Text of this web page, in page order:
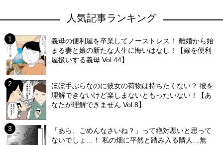
人気記事ランキング
義母の便利屋を卒業してノーストレス！ 離婚から始
まる妻と娘の新たな人生に悔いはなし！【嫁を便利
屋扱いする義母 Vol.44】
ほぼ手ぶらなのに彼女の荷物は持ちたくない？ 彼を
理解できないけど楽しまないともったいない！【あ
なたが理解できません Vol.8】
「あら、ごめんなさいね？」って絶対悪いと思って
ないでしょ…！ 私の畑に平然と踏み入る隣人…無